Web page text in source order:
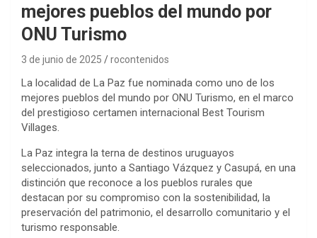
mejores pueblos del mundo por
ONU Turismo
3 de junio de 2025 rocontenidos
La localidad de La Paz fue nominada como uno de los
mejores pueblos del mundo por ONU Turismo, en el marco
del prestigioso certamen internacional Best Tourism
Villages.
La Paz integra la terna de destinos uruguayos
seleccionados, junto a Santiago Vázquez y Casupá, en una
distinción que reconoce a los pueblos rurales que
destacan por su compromiso con la sostenibilidad, la
preservación del patrimonio, el desarrollo comunitario y el
turismo responsable.